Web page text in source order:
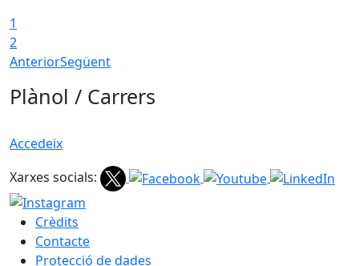
1
2
AnteriorSegüent
Plànol / Carrers
Accedeix
Xarxes socials:
Crèdits
Contacte
Protecció de dades